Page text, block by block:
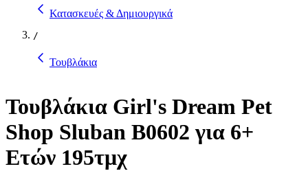
Κατασκευές & Δημιουργικά
/
Τουβλάκια
Τουβλάκια Girl's Dream Pet
Shop Sluban B0602 για 6+
Ετών 195τμχ